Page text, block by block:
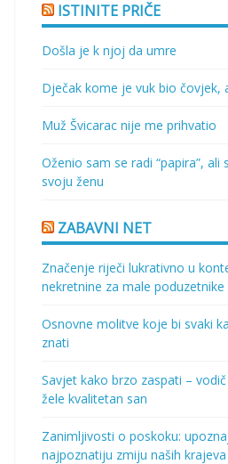
ISTINITE PRIČE
Došla je k njoj da umre
Dječak kome je vuk bio čovjek,
Muž Švicarac nije me prihvatio
Oženio sam se radi “papira”, ali
svoju ženu
ZABAVNI NET
Značenje riječi lukrativno u
nekretnine za male poduzetnike
Osnovne molitve koje bi svaki
znati
Savjet kako brzo zaspati –
žele kvalitetan san
Zanimljivosti o poskoku:
najpoznatiju zmiju naših krajeva